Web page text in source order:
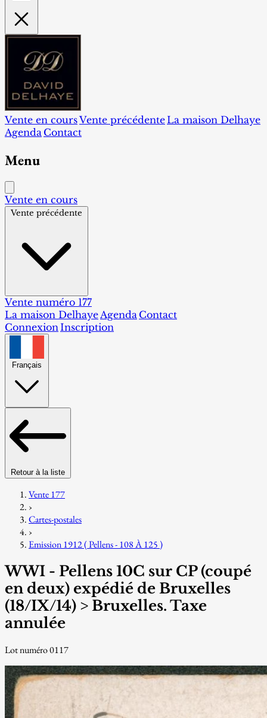
Vente en coursVente précédente La maison Delhaye
Agenda Contact
Menu
Vente en cours
Vente précédente
Vente numéro 177
La maison DelhayeAgenda Contact
ConnexionInscription
Français
Retour à la liste
Vente 177
›
Cartes-postales
›
Emission 1912 ( Pellens - 108 À 125 )
WWI - Pellens 10C sur CP (coupé
en deux) expédié de Bruxelles
(18/IX/14) > Bruxelles. Taxe
annulée
Lot numéro 0117